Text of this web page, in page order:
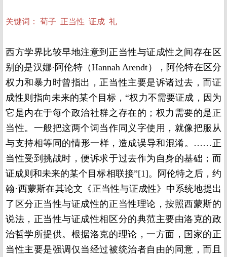
关键词： 荀子 正当性 证成 礼
西方学界比较早地注意到正当性与证成性之间存在区
别的是汉娜·阿伦特（Hannah Arendt），阿伦特在区分
权力和暴力时曾指出，正当性主要是诉诸过去，而证
成性则指向未来的某个目标，“权力不需要证成，因为
它是内在于每个政治社群之存在的；权力需要的是正
当性。一般把这两个词当作同义字使用，就像把服从
与支持相等同的情形一样，造成误导和混淆。……正
当性受到挑战时，便诉求于过去作为自身的基础；而
证成则和未来的某个目标相联接”[1]。阿伦特之后，约
翰·西蒙斯在其论文《正当性与证成性》中系统地提出
了区分正当性与证成性的正当性理论，按照西蒙斯的
说法，正当性与证成性相区分的典范主要由洛克的政
治哲学所提供。根据洛克的理论，一方面，国家的正
当性主要是强调仅当经过被统治者自由的同意，而且